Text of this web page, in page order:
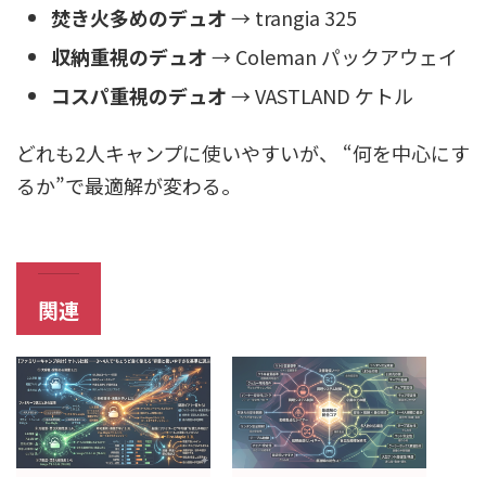
焚き火多めのデュオ→ trangia 325
収納重視のデュオ→ Coleman パックアウェイ
コスパ重視のデュオ→ VASTLAND ケトル
どれも2人キャンプに使いやすいが、 “何を中心にす
るか”で最適解が変わる。
関連